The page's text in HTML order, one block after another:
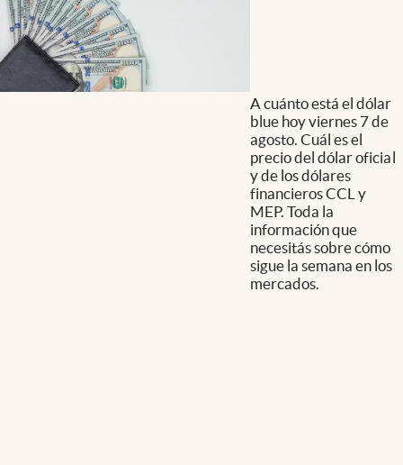
A cuánto está el dólar
blue hoy viernes 7 de
agosto. Cuál es el
precio del dólar oficial
y de los dólares
financieros CCL y
MEP. Toda la
información que
necesitás sobre cómo
sigue la semana en los
mercados.